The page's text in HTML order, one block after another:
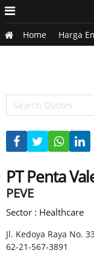
Home Harga
PT Penta
PEVE
Sector : Healthcare
Jl. Kedoya Raya No.
62-21-567-3891